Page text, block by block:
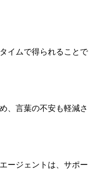
イムで得られることで
、言葉の不安も軽減さ
ージェントは、サポー